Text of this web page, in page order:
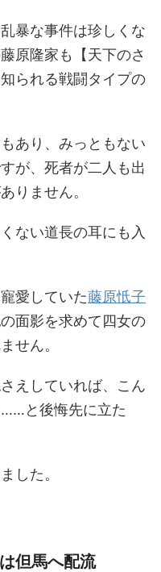
暴な事件は珍しくな
原隆家も【天下のさ
られる戦闘タイプの
あり、みっともない
が、死者が二人も出
りません。
ない道長の耳にも入
愛していた藤原忯子
面影を求めて四女の
せん。
えしていれば、こん
と後悔先に立た
した。
但馬へ配流